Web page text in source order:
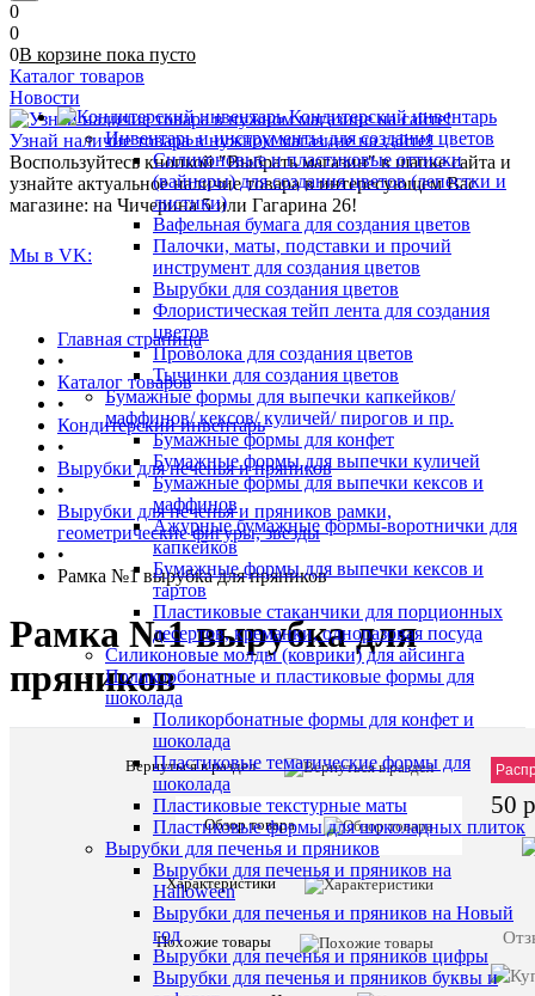
0
0
0В корзине пока пусто
Каталог товаров
Кондитерский инвентарь
Инвентарь и инструменты для создания цветов
Силиконовые и пластиковые оттиски
(вайнеры) для создания цветов (лепестки и
листики)
Вафельная бумага для создания цветов
Палочки, маты, подставки и прочий
инструмент для создания цветов
Вырубки для создания цветов
Флористическая тейп лента для создания
цветов
Проволока для создания цветов
Тычинки для создания цветов
Бумажные формы для выпечки капкейков/
маффинов/ кексов/ куличей/ пирогов и пр.
Бумажные формы для конфет
Бумажные формы для выпечки куличей
Бумажные формы для выпечки кексов и
маффинов
Ажурные бумажные формы-воротнички для
капкейков
Бумажные формы для выпечки кексов и
тартов
Пластиковые стаканчики для порционных
десертов, креманки, одноразовая посуда
Силиконовые молды (коврики) для айсинга
Поликорбонатные и пластиковые формы для
шоколада
Поликорбонатные формы для конфет и
шоколада
Пластиковые тематические формы для
шоколада
Пластиковые текстурные маты
Пластиковые формы для шоколадных плиток
Вырубки для печенья и пряников
Вырубки для печенья и пряников на
Halloween
Вырубки для печенья и пряников на Новый
год
Вырубки для печенья и пряников цифры
Вырубки для печенья и пряников буквы и
Новости
Узнай наличие товара в нужном магазине на сайте!
Воспользуйтесь кнопкой "Выбрать магазин" в шапке сайта и
узнайте актуальное наличие товара в интересующем Вас
магазине: на Чичерина 5 или Гагарина 26!
Мы в VK:
Главная страница
•
Каталог товаров
•
Кондитерский инвентарь
•
Вырубки для печенья и пряников
•
Вырубки для печенья и пряников рамки,
геометрические фигуры, звезды
•
Рамка №1 вырубка для пряников
Рамка №1 вырубка для
пряников
Вернуться в раздел
Обзор товара
Характеристики
Похожие товары
товара:
Рамка
Все
50